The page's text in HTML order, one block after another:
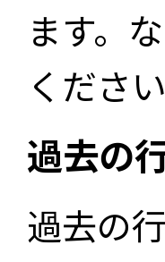
ます。
ください
過去の
過去の